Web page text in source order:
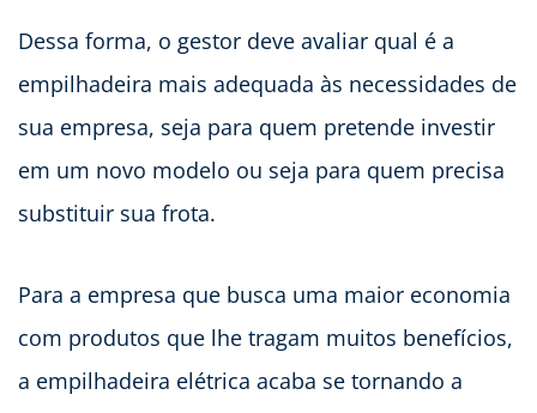
Dessa forma, o gestor deve avaliar qual é a
empilhadeira mais adequada às necessidades de
sua empresa, seja para quem pretende investir
em um novo modelo ou seja para quem precisa
substituir sua frota.
Para a empresa que busca uma maior economia
com produtos que lhe tragam muitos benefícios,
a empilhadeira elétrica acaba se tornando a